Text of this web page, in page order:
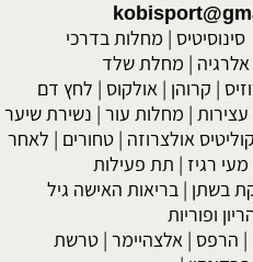
סינוסיטיס | מחלות בדרכי
אלרגיה | מחלת שלד
| קרוהן | אולקוס | לחץ דם
עצירות | מחלות עור | נשירת שיער
קוליטיס אולצרוזה |טחורים | לאחר
מעי רגיז | תת פעילות
בשתן | בריאות האישה גיל
ופוריות
| הרפס | אלצהיימר |טרשת